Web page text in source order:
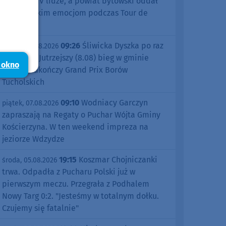
się kolarskim emocjom podczas Tour de
piątek, 07.08.2026 09:26 Śliwicka Dyszka po raz
dziesiąty. Jutrzejszy (8.08) bieg w gminie
Śliwice zakończy Grand Prix Borów
Tucholskich
piątek, 07.08.2026 09:10 Wodniacy Garczyn
zapraszają na Regaty o Puchar Wójta Gminy
Kościerzyna. W ten weekend impreza na
jeziorze Wdzydze
środa, 05.08.2026 19:15 Koszmar Chojniczanki
trwa. Odpadła z Pucharu Polski już w
pierwszym meczu. Przegrała z Podhalem
Nowy Targ 0:2. "Jesteśmy w totalnym dołku.
Czujemy się fatalnie"